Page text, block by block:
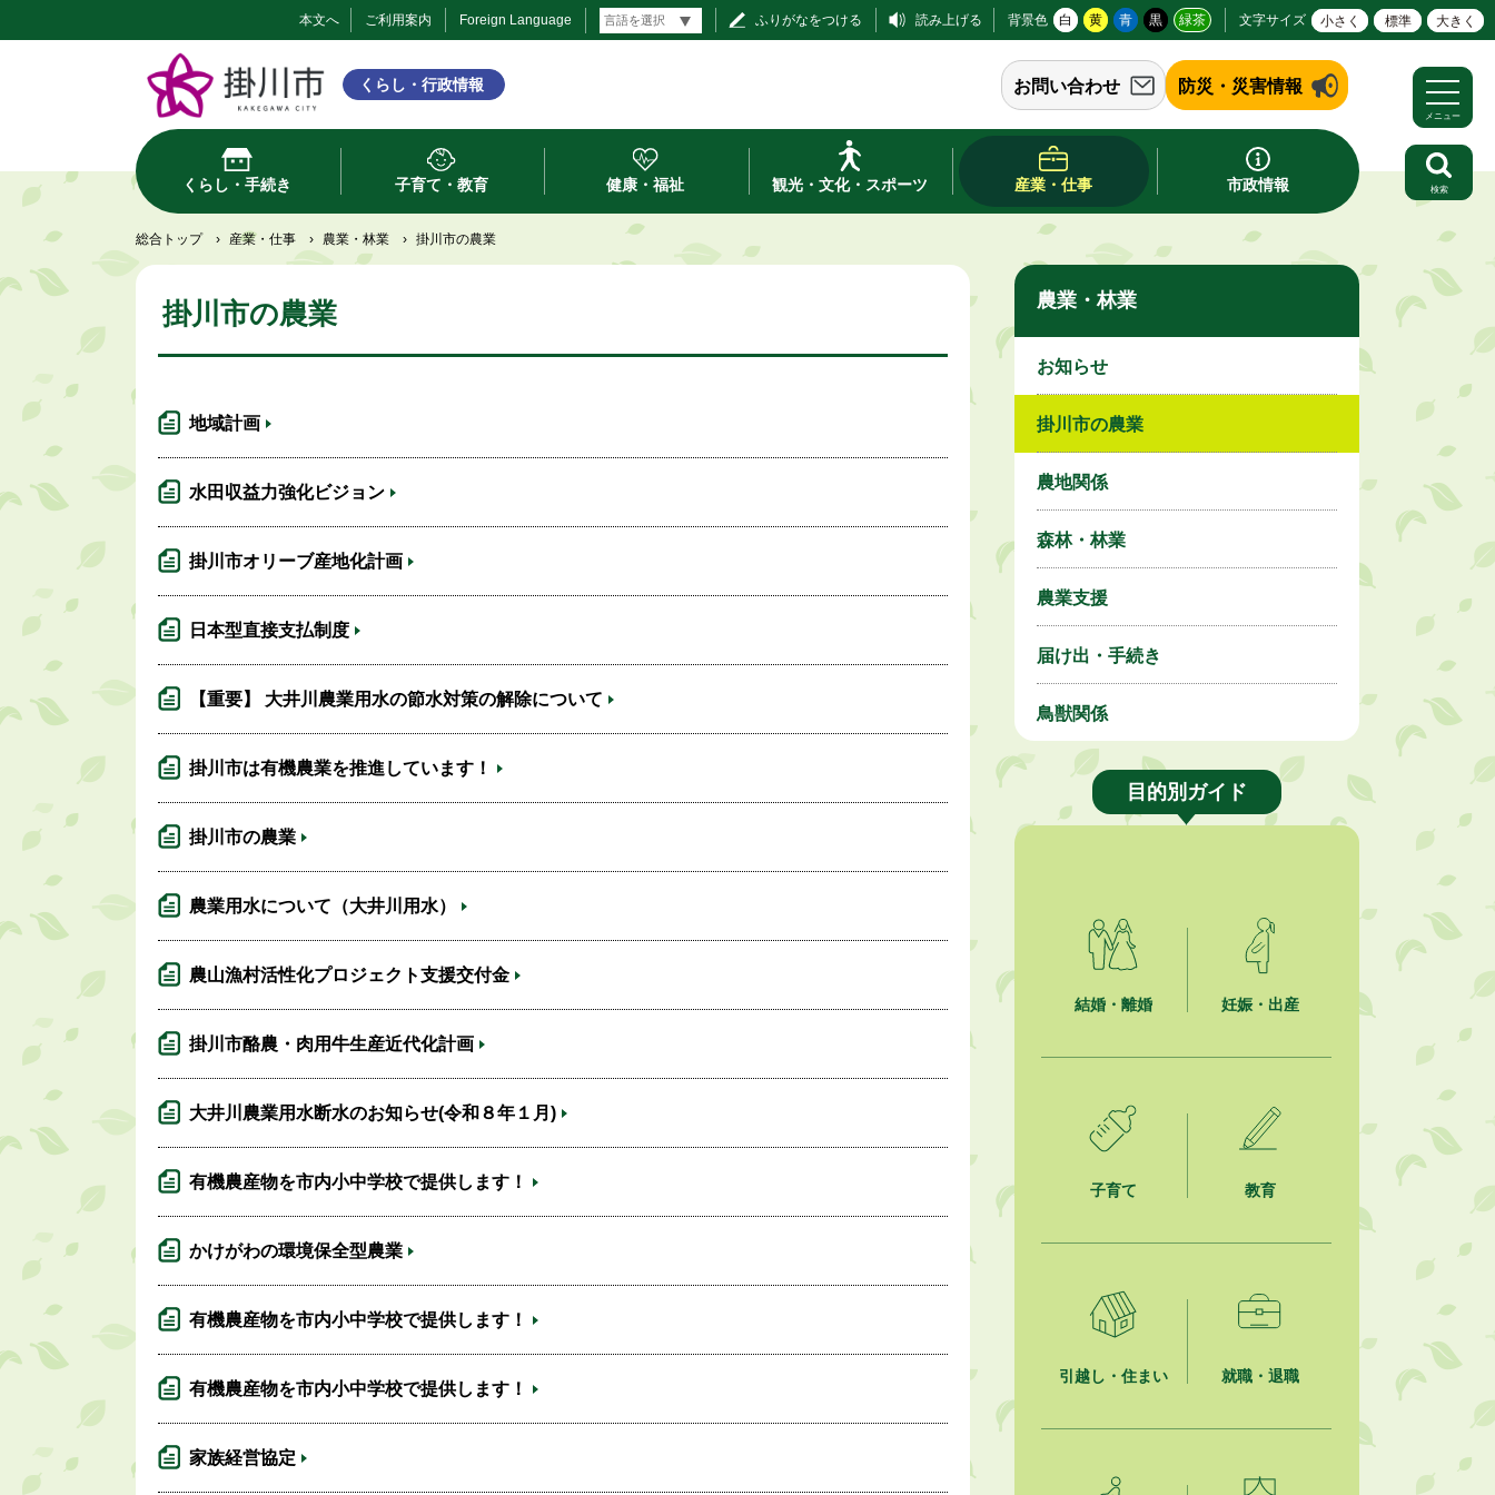
本文へ ご利用案内 Foreign Language ふりがなをつける 読み上げる 背景色 白 黄 青 黒 緑茶 文字サイズ 小さく 標準 大きく
くらし・行政情報 お問い合わせ 防災・災害情報
くらし・手続き 子育て・教育 健康・福祉 観光・文化・スポーツ 産業・仕事 市政情報
メニュー
検索
総合トップ › 産業・仕事 › 農業・林業 › 掛川市の農業
掛川市の農業
地域計画
水田収益力強化ビジョン
掛川市オリーブ産地化計画
日本型直接支払制度
【重要】 大井川農業用水の節水対策の解除について
掛川市は有機農業を推進しています！
掛川市の農業
農業用水について（大井川用水）
農山漁村活性化プロジェクト支援交付金
掛川市酪農・肉用牛生産近代化計画
大井川農業用水断水のお知らせ(令和８年１月)
有機農産物を市内小中学校で提供します！
かけがわの環境保全型農業
有機農産物を市内小中学校で提供します！
有機農産物を市内小中学校で提供します！
家族経営協定
農業・林業
お知らせ
掛川市の農業
農地関係
森林・林業
農業支援
届け出・手続き
鳥獣関係
目的別ガイド
結婚・離婚 妊娠・出産
子育て 教育
引越し・住まい 就職・退職